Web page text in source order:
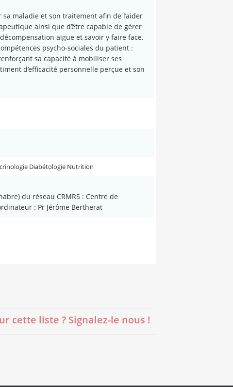
maladie et son traitement afin de l’aider
ainsi que d’être capable de gérer
aigue et savoir y faire face.
psycho-sociales du patient :
sa capacité à mobiliser ses
d’efficacité personnelle perçue et son
Diabétologie Nutrition
du réseau CRMRS : Centre de
: Pr Jérôme Bertherat
cette liste ? Signalez-le nous !